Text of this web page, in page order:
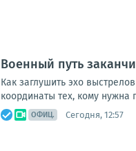
Военный путь
Как заглушить эхо
координаты тех, кому
ОФИЦ. Сегодня, 12:57